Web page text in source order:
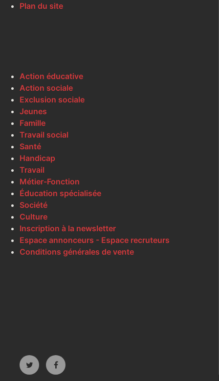
Plan du site
Action éducative
Action sociale
Exclusion sociale
Jeunes
Famille
Travail social
Santé
Handicap
Travail
Métier-Fonction
Éducation spécialisée
Société
Culture
Inscription à la newsletter
Espace annonceurs - Espace recruteurs
Conditions générales de vente